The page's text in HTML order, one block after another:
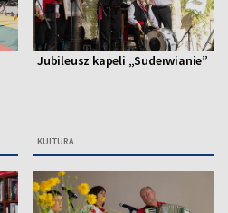
Jubileusz kapeli „Suderwianie”
KULTURA